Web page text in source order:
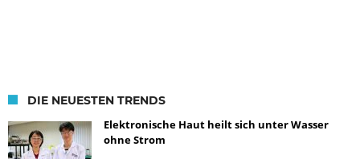
DIE NEUESTEN TRENDS
Elektronische Haut heilt sich unter Wasser
ohne Strom